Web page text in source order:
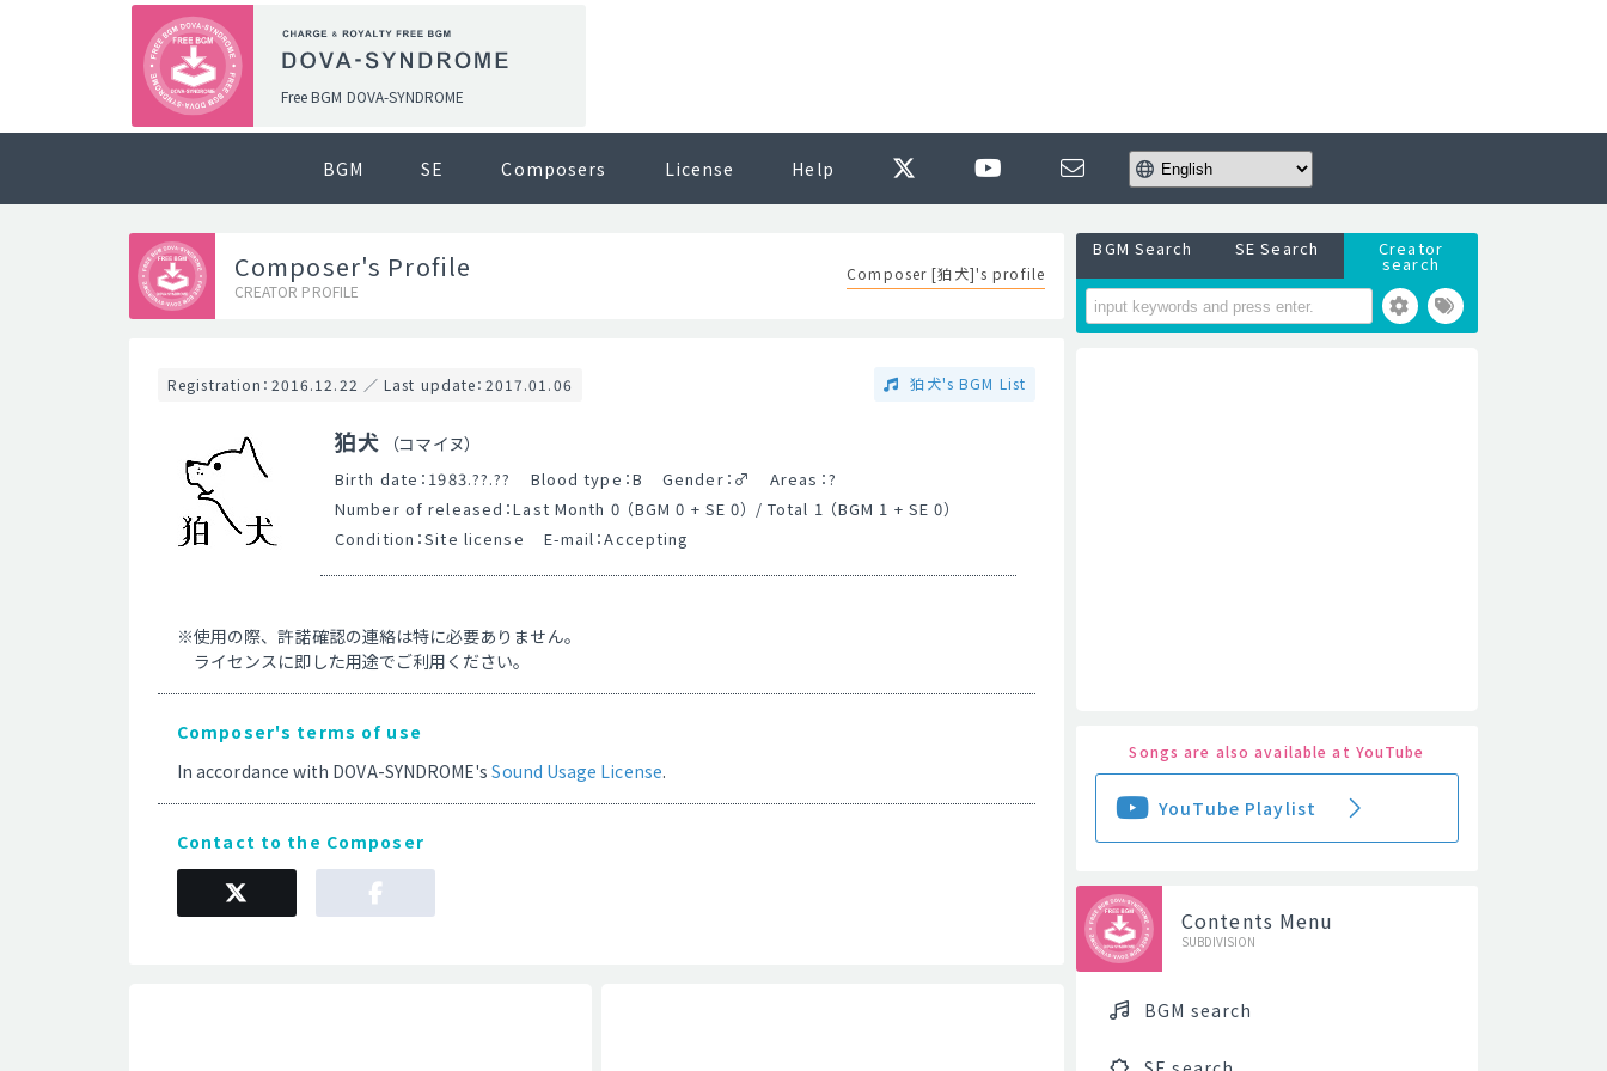
Free BGM DOVA-SYNDROME
BGM SE Composers License Help
Composer's Profile
CREATOR PROFILE
Composer [狛犬]'s profile
Registration：2016.12.22 ／ Last update：2017.01.06 狛犬's BGM List
狛犬 （コマイヌ）
Birth date：1983.??.?? Blood type：B Gender： ♂
Areas：?
Number of released：Last Month 0 （BGM 0 + SE 0） / Total 1 （BGM 1 + SE 0）
Condition：Site license
E-mail：Accepting
※使用の際、許諾確認の連絡は特に必要ありません。
ライセンスに即した用途でご利用ください。
Composer's terms of use
In accordance with DOVA-SYNDROME'sSound Usage License.
Contact to the Composer
BGM Search SE Search Creator
search
Songs are also available at YouTube
YouTube Playlist
Contents Menu
SUBDIVISION
BGM search